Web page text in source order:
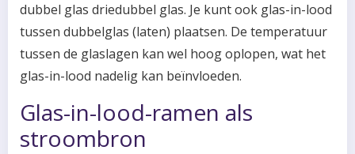
dubbel glas driedubbel glas. Je kunt ook glas-in-lood
tussen dubbelglas (laten) plaatsen. De temperatuur
tussen de glaslagen kan wel hoog oplopen, wat het
glas-in-lood nadelig kan beïnvloeden.
Glas-in-lood-ramen als
stroombron